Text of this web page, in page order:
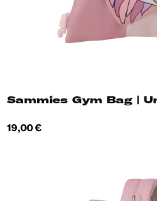
Sammies Gym Bag |
Hind
19,00 €